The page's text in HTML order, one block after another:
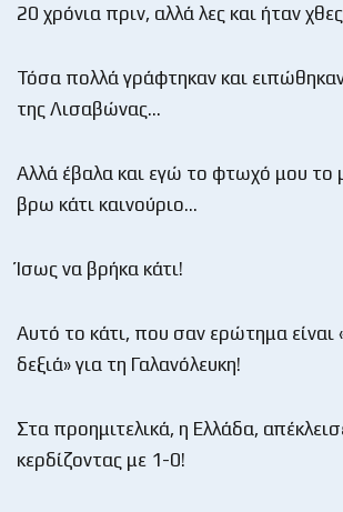
20 χρόνια πριν, αλλά λες και ήταν
Τόσα πολλά γράφτηκαν και
της Λισαβώνας…
Αλλά έβαλα και εγώ το φτωχό μου το
βρω κάτι καινούριο…
Ίσως να βρήκα κάτι!
Αυτό το κάτι, που σαν ερώτημα είναι
δεξιά» για τη Γαλανόλευκη!
Στα προημιτελικά, η Ελλάδα,
κερδίζοντας με 1-0!